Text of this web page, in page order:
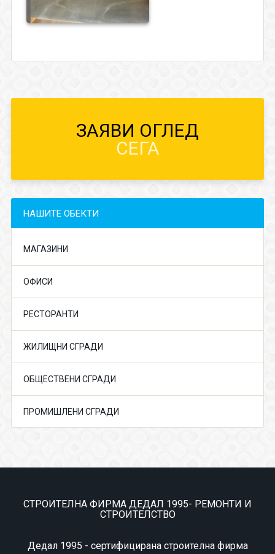
ЗАЯВИ ОГЛЕД
СЕГА
НАШИТЕ ОБЕКТИ
МАГАЗИНИ
ОФИСИ
РЕСТОРАНТИ
ЖИЛИЩНИ СГРАДИ
ОБЩЕСТВЕНИ СГРАДИ
ПРОМИШЛЕНИ СГРАДИ
СТРОИТЕЛНА ФИРМА ДЕДАЛ 1995- РЕМОНТИ И
СТРОИТЕЛСТВО
Дедал 1995 - сертифицирана строителна фирма